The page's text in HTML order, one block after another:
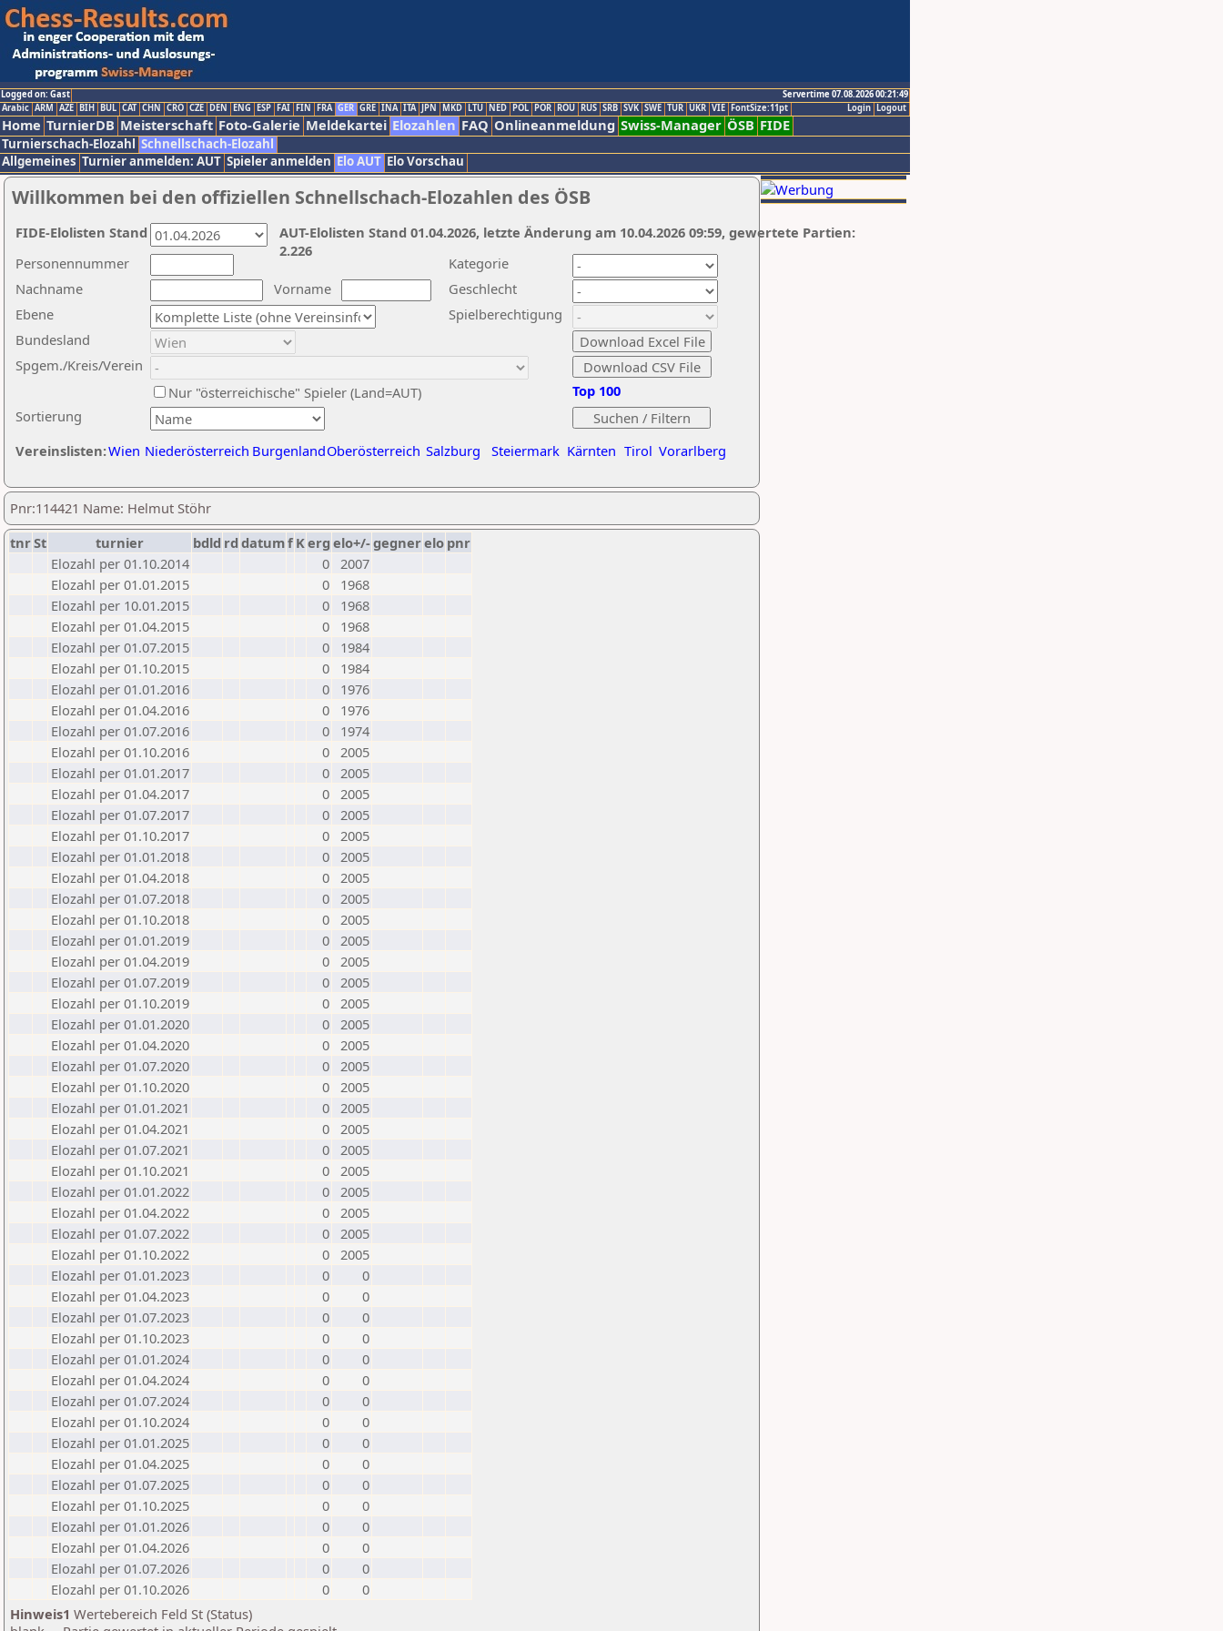
Logged on: Gast
Servertime 07.08.2026 00:21:49
Logout
Login
Arabic ARM AZE BIH BUL CAT CHN CRO CZE DEN ENG ESP FAI FIN FRA GER GRE INA ITA JPN MKD LTU NED POL POR ROU RUS SRB SVK SWE TUR UKR VIE FontSize:11pt
Home TurnierDB Meisterschaft Foto-Galerie Meldekartei Elozahlen FAQ Onlineanmeldung Swiss-Manager ÖSB FIDE
Turnierschach-Elozahl Schnellschach-Elozahl
Allgemeines Turnier anmelden: AUT Spieler anmelden Elo AUT Elo Vorschau
Willkommen bei den offiziellen Schnellschach-Elozahlen des ÖSB
Nachname
Vorname
Ebene
Kategorie
Sortierung
Personennummer
Bundesland
Spgem./Kreis/Verein
Geschlecht
Nur "österreichische" Spieler (Land=AUT)
Spielberechtigung
Vereinslisten:Wien Niederösterreich BurgenlandOberösterreich Salzburg Steiermark Kärnten Tirol Vorarlberg
Top 100
AUT-Elolisten Stand 01.04.2026, letzte Änderung am 10.04.2026 09:59, gewertete Partien:
2.226
FIDE-Elolisten Stand
Pnr:114421 Name: Helmut Stöhr
tnrSt turnier bdld rd datumf Kerg elo+/-gegnerelo pnr
Elozahl per 01.10.2014
0 2007
Elozahl per 01.01.2015
0
1968
Elozahl per 10.01.2015
0
1968
Elozahl per 01.04.2015
0
1968
Elozahl per 01.07.2015
0
1984
Elozahl per 01.10.2015
0
1984
Elozahl per 01.01.2016
0
1976
Elozahl per 01.04.2016
0
1976
Elozahl per 01.07.2016
0
1974
Elozahl per 01.10.2016
0 2005
Elozahl per 01.01.2017
0 2005
Elozahl per 01.04.2017
0 2005
Elozahl per 01.07.2017
0 2005
Elozahl per 01.10.2017
0 2005
Elozahl per 01.01.2018
0 2005
Elozahl per 01.04.2018
0 2005
Elozahl per 01.07.2018
0 2005
Elozahl per 01.10.2018
0 2005
Elozahl per 01.01.2019
0 2005
Elozahl per 01.04.2019
0 2005
Elozahl per 01.07.2019
0 2005
Elozahl per 01.10.2019
0 2005
Elozahl per 01.01.2020
0 2005
Elozahl per 01.04.2020
0 2005
Elozahl per 01.07.2020
0 2005
Elozahl per 01.10.2020
0 2005
Elozahl per 01.01.2021
0 2005
Elozahl per 01.04.2021
0 2005
Elozahl per 01.07.2021
0 2005
Elozahl per 01.10.2021
0 2005
Elozahl per 01.01.2022
0 2005
Elozahl per 01.04.2022
0 2005
Elozahl per 01.07.2022
0 2005
Elozahl per 01.10.2022
0 2005
Elozahl per 01.01.2023
0
0
Elozahl per 01.04.2023
0
0
Elozahl per 01.07.2023
0
0
Elozahl per 01.10.2023
0
0
Elozahl per 01.01.2024
0
0
Elozahl per 01.04.2024
0
0
Elozahl per 01.07.2024
0
0
Elozahl per 01.10.2024
0
0
Elozahl per 01.01.2025
0
0
Elozahl per 01.04.2025
0
0
Elozahl per 01.07.2025
0
0
Elozahl per 01.10.2025
0
0
Elozahl per 01.01.2026
0
0
Elozahl per 01.04.2026
0
0
Elozahl per 01.07.2026
0
0
Elozahl per 01.10.2026
0
0
Hinweis1 Wertebereich Feld St (Status)